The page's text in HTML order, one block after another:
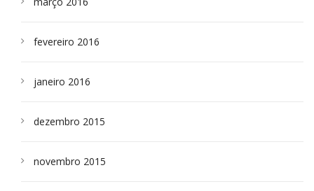
fevereiro 2016
janeiro 2016
dezembro 2015
novembro 2015